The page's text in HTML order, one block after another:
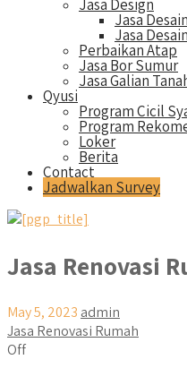
Jasa Design
Jasa
Jasa
Perbaikan Atap
Jasa Bor Sumur
Jasa Galian
Qyusi
Program Cicil
Program
Loker
Berita
Contact
Jadwalkan Survey
Jasa Renovasi
May 5, 2023 admin
Jasa Renovasi Rumah
Off